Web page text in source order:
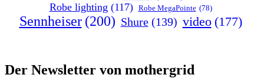
Robe lighting (117) Robe MegaPointe (78)
Sennheiser (200) Shure (139) video (177)
Der Newsletter von mothergrid